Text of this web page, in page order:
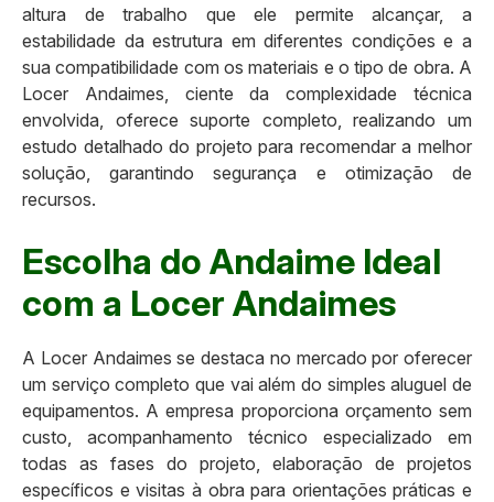
altura de trabalho que ele permite alcançar, a
estabilidade da estrutura em diferentes condições e a
sua compatibilidade com os materiais e o tipo de obra. A
Locer Andaimes, ciente da complexidade técnica
envolvida, oferece suporte completo, realizando um
estudo detalhado do projeto para recomendar a melhor
solução, garantindo segurança e otimização de
recursos.
Escolha do Andaime Ideal
com a Locer Andaimes
A Locer Andaimes se destaca no mercado por oferecer
um serviço completo que vai além do simples aluguel de
equipamentos. A empresa proporciona orçamento sem
custo, acompanhamento técnico especializado em
todas as fases do projeto, elaboração de projetos
específicos e visitas à obra para orientações práticas e